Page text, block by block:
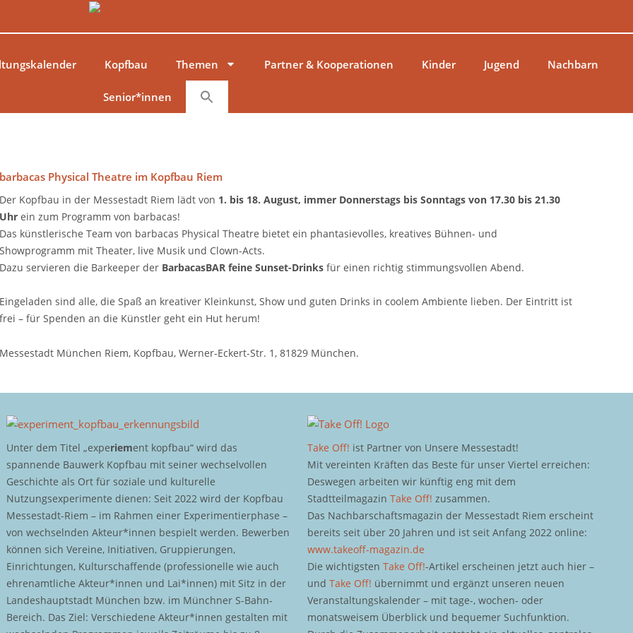
Kopfbau Themen Partner & Kooperationen Kinder Jugend Nachbarn
Senior*innen
Physical Theatre im Kopfbau Riem
Kopfbau in der Messestadt Riem lädt von 1. bis 18. August, immer Donnerstags bis Sonntags von 17.30 bis 21.30
ein zum Programm von barbacas!
künstlerische Team von barbacas Physical Theatre bietet ein phantasievolles, kreatives Bühnen- und
mit Theater, live Musik und Clown-Acts.
servieren die Barkeeper der BarbacasBAR feine Sunset-Drinksfür einen richtig stimmungsvollen Abend.
sind alle, die Spaß an kreativer Kleinkunst, Show und guten Drinks in coolem Ambiente lieben. Der Eintritt ist
– für Spenden an die Künstler geht ein Hut herum!
München Riem, Kopfbau, Werner-Eckert-Str. 1, 81829 München.
Unter dem Titel „experiement kopfbau“ wird das
spannende Bauwerk Kopfbau mit seiner wechselvollen
Geschichte als Ort für soziale und kulturelle
Nutzungsexperimente dienen: Seit 2022 wird der Kopfbau
Messestadt-Riem – im Rahmen einer Experimentierphase –
von wechselnden Akteur*innen bespielt werden. Bewerben
können sich Vereine, Initiativen, Gruppierungen,
Einrichtungen, Kulturschaffende (professionelle wie auch
ehrenamtliche Akteur*innen und Lai*innen) mit Sitz in der
Landeshauptstadt München bzw. im Münchner S-Bahn-
Bereich. Das Ziel: Verschiedene Akteur*innen gestalten mit
Take Off! ist Partner von Unsere Messestadt!
Mit vereinten Kräften das Beste für unser Viertel erreichen:
Deswegen arbeiten wir künftig eng mit dem
StadtteilmagazinTake Off! zusammen.
Das Nachbarschaftsmagazin der Messestadt Riem erscheint
bereits seit über 20 Jahren und ist seit Anfang 2022 online:
www.takeoff-magazin.de
Die wichtigstenTake Off!-Artikel erscheinen jetzt auch hier –
undTake Off! übernimmt und ergänzt unseren neuen
Veranstaltungskalender – mit tage-, wochen- oder
monatsweisem Überblick und bequemer Suchfunktion.